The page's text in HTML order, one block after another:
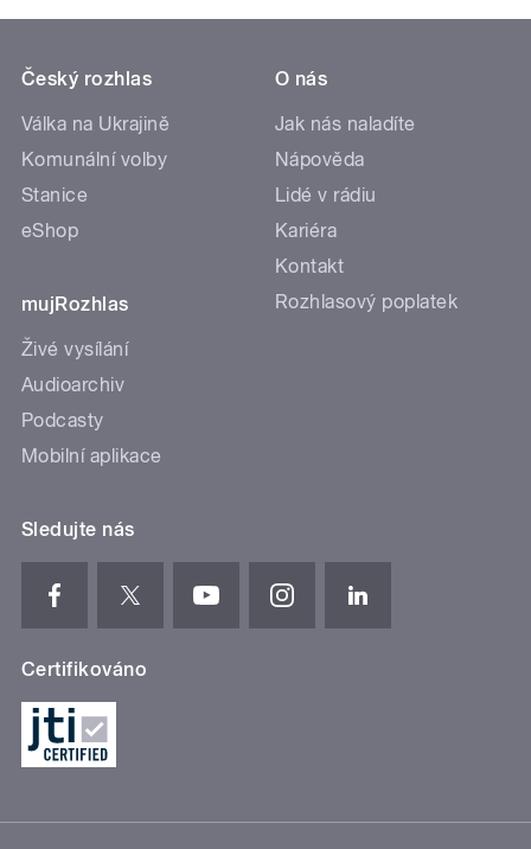
Český rozhlas
Válka na Ukrajině
Komunální volby
Stanice
eShop
mujRozhlas
Živé vysílání
Audioarchiv
Podcasty
Mobilní aplikace
O nás
Jak nás naladíte
Nápověda
Lidé v rádiu
Kariéra
Kontakt
Rozhlasový poplatek
Sledujte nás
Certifikováno